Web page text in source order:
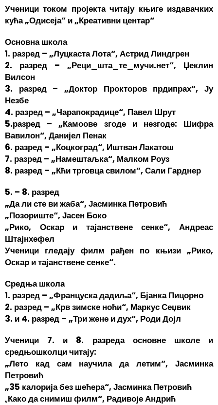
Ученици током пројекта читају књиге издавачких
кућа „Одисеја“ и „Креативни центар“
Основна школа
1. разред – „Луцкаста Лота“, Астрид Линдгрен
2. разред – „Реци_шта_те_мучи.нет“, Џеклин
Вилсон
3. разред – „Доктор Прокторов прдипрах“, Ју
Незбе
4. разред – „Чарапокрадице“, Павел Шрут
5.разред – „Камоове згоде и незгоде: Шифра
Вавилон“, Данијел Пенак
6. разред – „Коцкоград“, Иштван Лакатош
7. разред – „Намештаљка“, Малком Роуз
8. разред – „Кћи трговца свилом“, Сали Гарднер
5. – 8. разред
„Да ли сте ви жаба“, Јасминка Петровић
„Позориште“, Јасен Боко
„Рико, Оскар и тајанствене сенке“, Андреас
Штајнхефел
Ученици гледају филм рађен по књизи „Рико,
Оскар и тајанствене сенке“.
Средња школа
1. разред – „Француска дадиља“, Бјанка Пицорно
2. разред – „Крв зимске ноћи“, Маркус Сеџвик
3. и 4. разред – „Три жене и дух“, Роди Дојл
Ученици 7. и 8. разреда основне школе и
средњошколци читају:
„Лето кад сам научила да летим“, Јасминка
Петровић
„35 калорија без шећера“, Јасминка Петровић
„Како да снимиш филм“, Радивоје Андрић